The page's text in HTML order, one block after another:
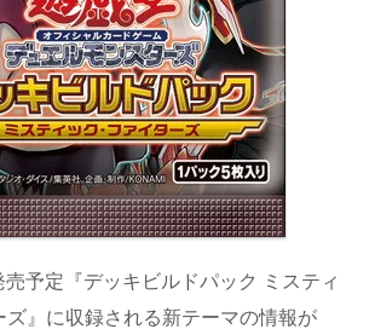
予定『デッキビルドパック ミスティ
ズ』に収録される新テーマの情報が